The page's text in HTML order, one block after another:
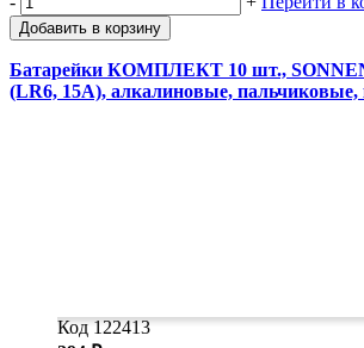
Добавить в корзину
Батарейки КОМПЛЕКТ 10 шт.,
(LR6, 15А), алкалиновые, пальчиковые,
Код 122413